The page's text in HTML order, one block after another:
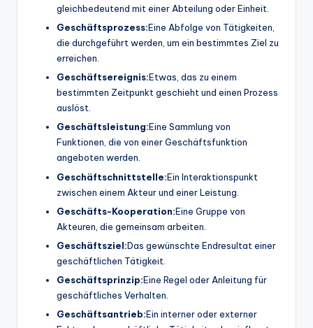
gleichbedeutend mit einer Abteilung oder Einheit.
Geschäftsprozess:Eine Abfolge von Tätigkeiten,
die durchgeführt werden, um ein bestimmtes Ziel zu
erreichen.
Geschäftsereignis:Etwas, das zu einem
bestimmten Zeitpunkt geschieht und einen Prozess
auslöst.
Geschäftsleistung:Eine Sammlung von
Funktionen, die von einer Geschäftsfunktion
angeboten werden.
Geschäftschnittstelle:Ein Interaktionspunkt
zwischen einem Akteur und einer Leistung.
Geschäfts-Kooperation:Eine Gruppe von
Akteuren, die gemeinsam arbeiten.
Geschäftsziel:Das gewünschte Endresultat einer
geschäftlichen Tätigkeit.
Geschäftsprinzip:Eine Regel oder Anleitung für
geschäftliches Verhalten.
Geschäftsantrieb:Ein interner oder externer